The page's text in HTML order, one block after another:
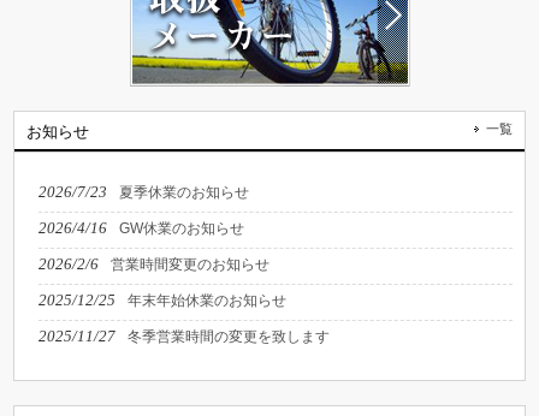
お知らせ 一覧
2026/7/23 夏季休業のお知らせ
2026/4/16 GW休業のお知らせ
2026/2/6 営業時間変更のお知らせ
2025/12/25 年末年始休業のお知らせ
2025/11/27 冬季営業時間の変更を致します